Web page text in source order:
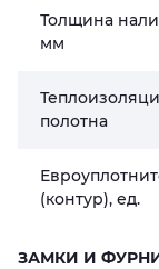
Толщина
мм
полотна
(контур), ед.
ЗАМКИ И